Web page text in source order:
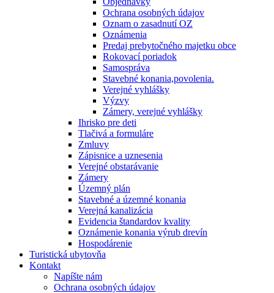
Ochrana osobných údajov
Oznam o zasadnutí OZ
Oznámenia
Predaj prebytočného majetku obce
Rokovací poriadok
Samospráva
Stavebné konania,povolenia.
Verejné vyhlášky
Výzvy
Zámery, verejné vyhlášky
Ihrisko pre deti
Tlačivá a formuláre
Zmluvy
Zápisnice a uznesenia
Verejné obstarávanie
Zámery
Územný plán
Stavebné a územné konania
Verejná kanalizácia
Evidencia štandardov kvality
Oznámenie konania výrub drevín
Hospodárenie
Turistická ubytovňa
Kontakt
Napíšte nám
Ochrana osobných údajov